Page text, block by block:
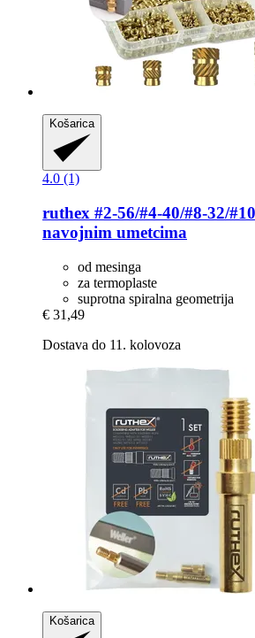
Košarica
4.0 (1)
ruthex #2-​56/#4-​40/#8-​32/
navojnim umetcima
od mesinga
za termoplaste
suprotna spiralna geometrija
€ 31,49
Dostava do 11. kolovoza
Košarica